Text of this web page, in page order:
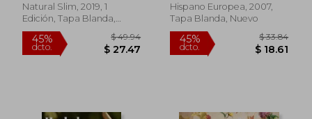
45%
dcto. $ 32.31
45%
dcto. $
Natural Slim, 2019, 1
Edición, Tapa Blanda,
Nuevo
Hispano Europea, 2007,
Tapa Blanda, Nuevo